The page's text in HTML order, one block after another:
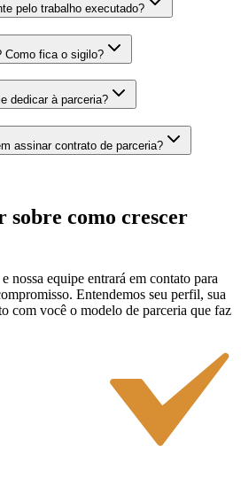
pelo trabalho executado?
Como fica o sigilo?
dedicar à parceria?
assinar contrato de parceria?
sobre como crescer
nossa equipe entrará em contato para
Entendemos seu perfil, sua
com você o modelo de parceria que faz